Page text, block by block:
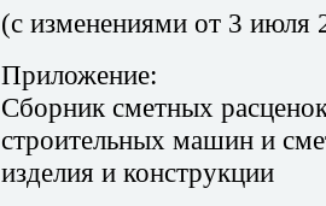
(с изменениями от 3 июля
Приложение:
Сборник сметных
строительных машин и
изделия и конструкции